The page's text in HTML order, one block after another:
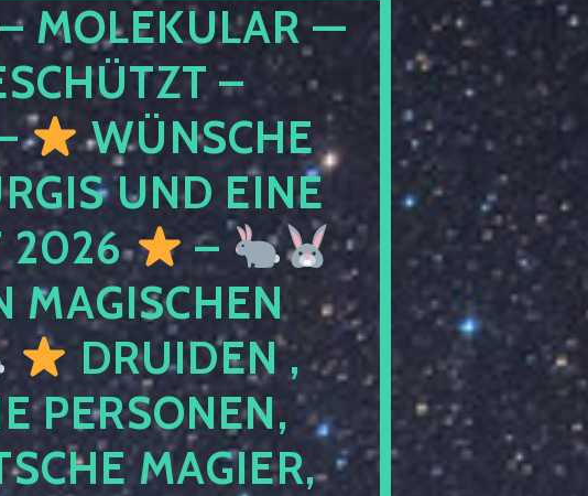
MOLEKULAR —
–
WÜNSCHE
UND EINE
2026
–
MAGISCHEN
DRUIDEN ,
PERSONEN,
MAGIER,